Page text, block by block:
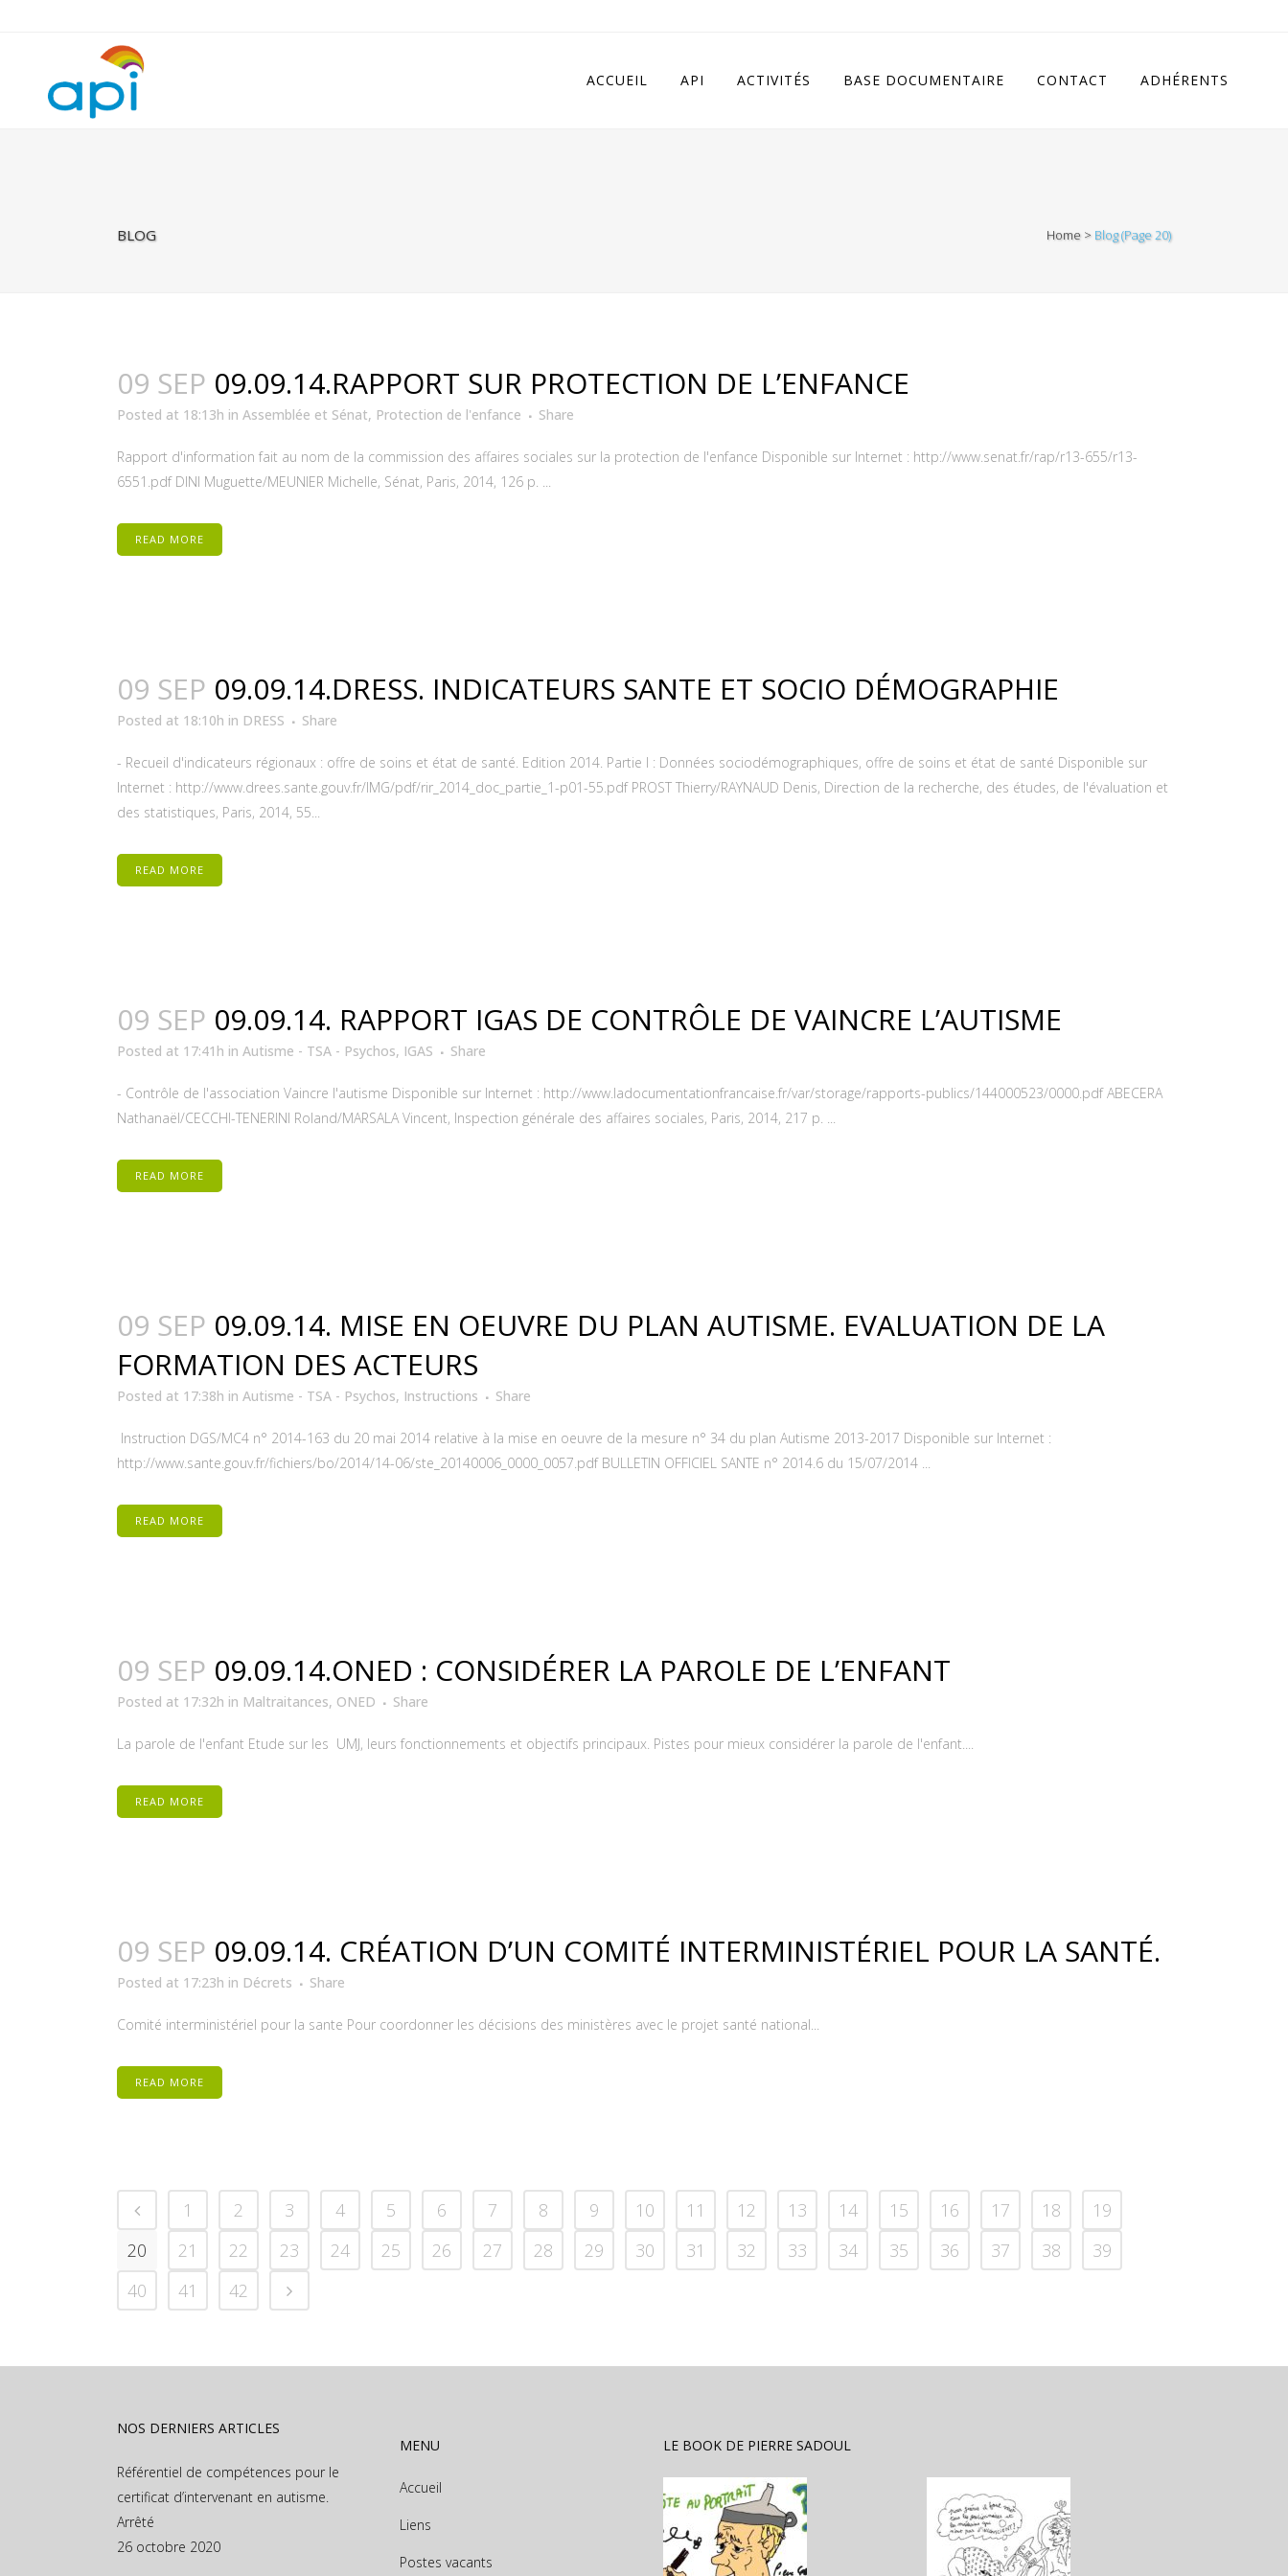
ACCUEIL API ACTIVITÉS BASE DOCUMENTAIRE CONTACT ADHÉRENTS
BLOG Home > Blog(Page 20)
09 SEP 09.09.14.RAPPORT SUR PROTECTION DE L’ENFANCE
Posted at 18:13h in Assemblée et Sénat, Protection de l'enfance Share
Rapport d'information fait au nom de la commission des affaires sociales sur la protection de l'enfance Disponible sur Internet : http://www.senat.fr/rap/r13-655/r13-
6551.pdf DINI Muguette/MEUNIER Michelle, Sénat, Paris, 2014, 126 p. ...
READ MORE
09 SEP 09.09.14.DRESS. INDICATEURS SANTE ET SOCIO DÉMOGRAPHIE
Posted at 18:10h in DRESS Share
- Recueil d'indicateurs régionaux : offre de soins et état de santé. Edition 2014. Partie I : Données sociodémographiques, offre de soins et état de santé Disponible sur
Internet : http://www.drees.sante.gouv.fr/IMG/pdf/rir_2014_doc_partie_1-p01-55.pdf PROST Thierry/RAYNAUD Denis, Direction de la recherche, des études, de l'évaluation et
des statistiques, Paris, 2014, 55...
READ MORE
09 SEP 09.09.14. RAPPORT IGAS DE CONTRÔLE DE VAINCRE L’AUTISME
Posted at 17:41h in Autisme - TSA - Psychos, IGAS Share
- Contrôle de l'association Vaincre l'autisme Disponible sur Internet : http://www.ladocumentationfrancaise.fr/var/storage/rapports-publics/144000523/0000.pdf ABECERA
Nathanaël/CECCHI-TENERINI Roland/MARSALA Vincent, Inspection générale des affaires sociales, Paris, 2014, 217 p. ...
READ MORE
09 SEP 09.09.14. MISE EN OEUVRE DU PLAN AUTISME. EVALUATION DE LA
FORMATION DES ACTEURS
Posted at 17:38h in Autisme - TSA - Psychos, Instructions Share
Instruction DGS/MC4 n° 2014-163 du 20 mai 2014 relative à la mise en oeuvre de la mesure n° 34 du plan Autisme 2013-2017 Disponible sur Internet :
http://www.sante.gouv.fr/fichiers/bo/2014/14-06/ste_20140006_0000_0057.pdf BULLETIN OFFICIEL SANTE n° 2014.6 du 15/07/2014 ...
READ MORE
09 SEP 09.09.14.ONED : CONSIDÉRER LA PAROLE DE L’ENFANT
Posted at 17:32h in Maltraitances, ONED Share
La parole de l'enfant Etude sur les UMJ, leurs fonctionnements et objectifs principaux. Pistes pour mieux considérer la parole de l'enfant....
READ MORE
09 SEP 09.09.14. CRÉATION D’UN COMITÉ INTERMINISTÉRIEL POUR LA SANTÉ.
Posted at 17:23h in Décrets Share
Comité interministériel pour la sante Pour coordonner les décisions des ministères avec le projet santé national...
READ MORE
1 2 3 4 5 6 7 8 9 10 11 12 13 14 15 16 17 18
19
20
21 22 23 24 25 26 27 28 29 30 31 32 33 34 35 36 37 38
39
40
41 42
NOS DERNIERS ARTICLES
Référentiel de compétences pour le
certificat d’intervenant en autisme.
Arrêté
26 octobre 2020
MENU
Accueil
Liens
Postes vacants
LE BOOK DE PIERRE SADOUL